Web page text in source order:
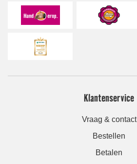
Klantenservice
Vraag & contact
Bestellen
Betalen